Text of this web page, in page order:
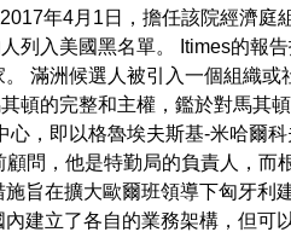
年4月1日，擔任該院經濟庭
列入美國黑名單。 Itimes的報
滿洲候選人被引入一個組織或
頓的完整和主權，鑑於對馬其
心，即以格魯埃夫斯基-米哈爾
問，他是特勤局的負責人，而
旨在擴大歐爾班領導下匈牙利
建立了各自的業務架構，但可